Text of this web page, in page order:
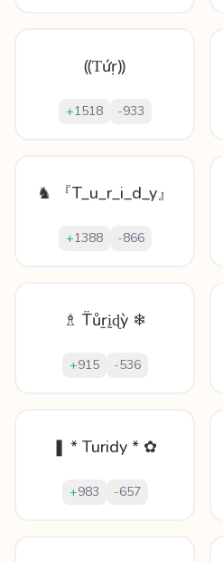
⸨Ƭứṛ⸩
+1518 -933
♞ 『T_u_r_i_d_y』
+1388 -866
♗ T̈ůṟḭɖỳ ❄
+915 -536
❚ * Turidy * ✿
+983 -657